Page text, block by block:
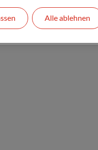
der Gruppe tätig.
Alle ablehnen